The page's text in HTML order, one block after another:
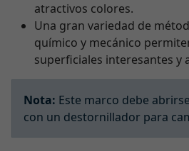
atractivos colores.
Una gran variedad de
químico y mecánico
superficiales interesantes y
Nota: Este marco debe
con un destornillador para